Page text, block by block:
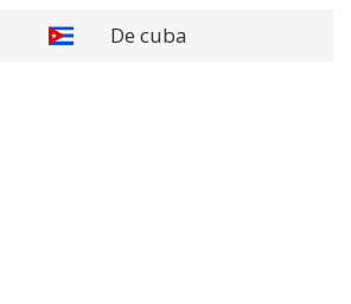
De cuba